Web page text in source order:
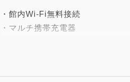
・館内Wi-Fi無料接続
・マルチ携帯充電器